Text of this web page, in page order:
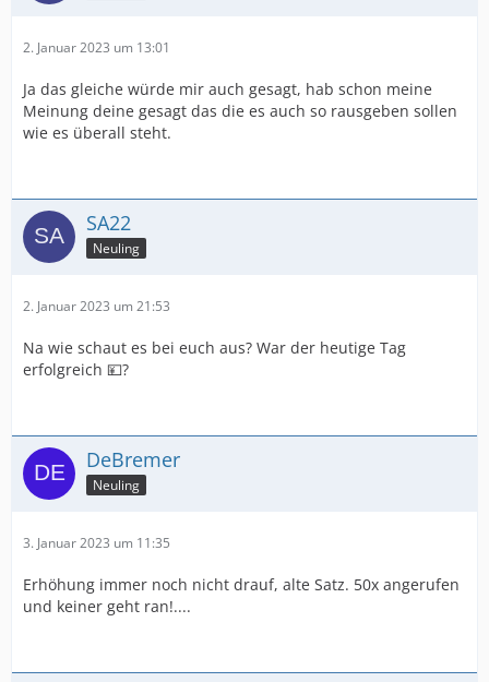
2. Januar 2023 um 13:01
Ja das gleiche würde mir auch gesagt, hab schon meine
Meinung deine gesagt das die es auch so rausgeben sollen
wie es überall steht.
SA22
Neuling
2. Januar 2023 um 21:53
Na wie schaut es bei euch aus? War der heutige Tag
erfolgreich 💴?
DeBremer
Neuling
3. Januar 2023 um 11:35
Erhöhung immer noch nicht drauf, alte Satz. 50x angerufen
und keiner geht ran!....